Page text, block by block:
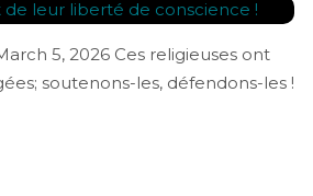
5, 2026 Ces religieuses ont
soutenons-les, défendons-les !